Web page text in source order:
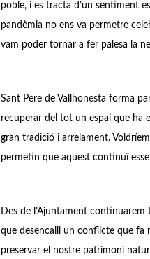
poble, i es tracta d’un sentiment
pandèmia no ens va permetre
vam poder tornar a fer palesa la
Sant Pere de Vallhonesta forma
recuperar del tot un espai que ha
gran tradició i arrelament.
permetin que aquest continuï
Des de l’Ajuntament
que desencalli un conflicte que fa
preservar el nostre patrimoni